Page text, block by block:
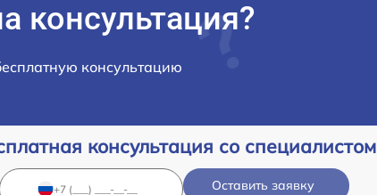
консультация?
консультацию
консультация со специалистом
Оставить заявку